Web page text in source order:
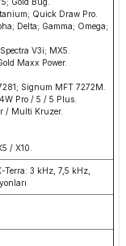
Quick Draw Pro.
Delta; Gamma; Omega;
V3i; MX5.
Maxx Power.
Signum MFT 7272M.
Pro / 5 / 5 Plus.
/ Multi Kruzer.
/ X10.
Terra: 3 kHz, 7,5 kHz,